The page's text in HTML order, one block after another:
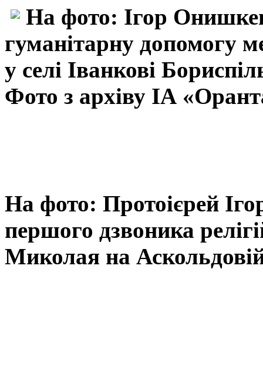
На фото: Ігор
гуманітарну допомогу
у селі Іванкові
Фото з архіву ІА
На фото: Протоієрей
першого дзвоника
Миколая на